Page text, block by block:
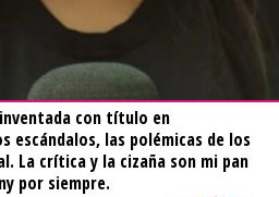
con título en
escándalos, las polémicas de los
La crítica y la cizaña son mi pan
por siempre.